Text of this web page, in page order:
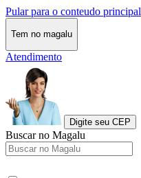
Pular para o conteudo principal
Tem no magalu
Atendimento
Digite seu CEP
Buscar no Magalu